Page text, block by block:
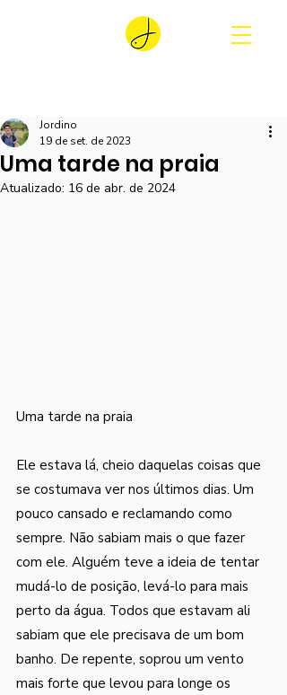
Uma tarde na praia
Jordino
19 de set. de 2023
Atualizado: 16 de abr. de 2024
Uma tarde na praia
Ele estava lá, cheio daquelas coisas que
se costumava ver nos últimos dias. Um
pouco cansado e reclamando como
sempre. Não sabiam mais o que fazer
com ele. Alguém teve a ideia de tentar
mudá-lo de posição, levá-lo para mais
perto da água. Todos que estavam ali
sabiam que ele precisava de um bom
banho. De repente, soprou um vento
mais forte que levou para longe os